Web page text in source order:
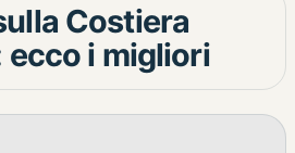
Costiera
i migliori